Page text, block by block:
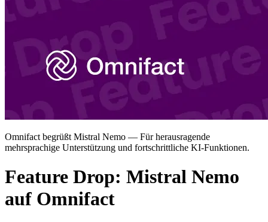
Omnifact begrüßt Mistral Nemo — Für herausragende
mehrsprachige Unterstützung und fortschrittliche KI-Funktionen.
Feature Drop: Mistral Nemo
auf Omnifact